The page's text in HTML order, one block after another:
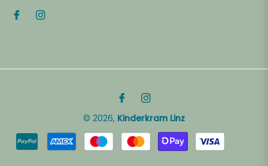
Ins
© 2026, Kinderkram Linz